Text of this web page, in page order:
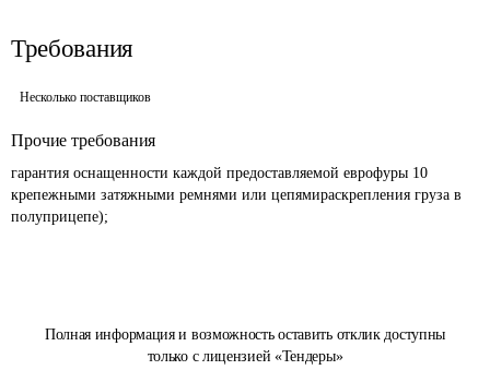
Полная информация и возможность оставить отклик доступны
только с лицензией «Тендеры»
Требования
Несколько поставщиков
Прочие требования
гарантия оснащенности каждой предоставляемой еврофуры 10
крепежными затяжными ремнями или цепямираскрепления груза в
полуприцепе);